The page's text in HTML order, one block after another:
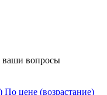
ваши вопросы
По цене (возрастание)